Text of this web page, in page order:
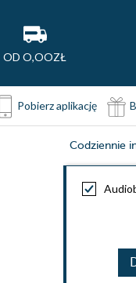
OD O,OOZŁ
Pobierz aplikację
Codziennie